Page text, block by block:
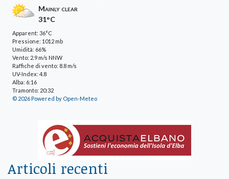
Mainly clear
31°C
Apparent: 36°C
Pressione: 1012 mb
Umidità: 66%
Vento: 2.9 m/s NNW
Raffiche di vento: 8.8 m/s
UV-Index: 4.8
Alba: 6:16
Tramonto: 20:32
© 2026 Powered by Open-Meteo
Articoli recenti